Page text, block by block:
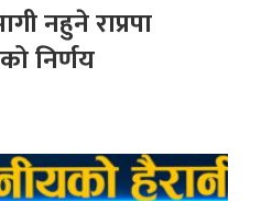
नहुने राप्रपा
निर्णय